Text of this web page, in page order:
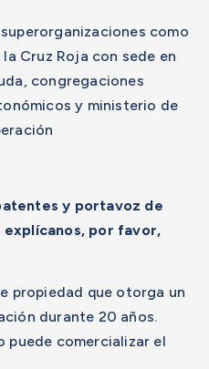
como
Cruz Roja con sede en
congregaciones
y ministerio de
y portavoz de
explícanos, por favor,
propiedad que otorga un
durante 20 años.
puede comercializar el